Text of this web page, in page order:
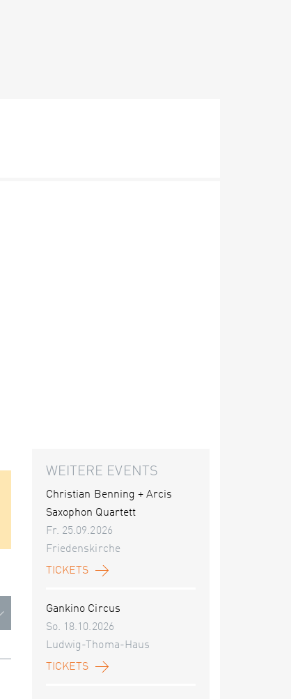
WEITERE EVENTS
Christian Benning + Arcis
Saxophon Quartett
Fr. 25.09.2026
Friedenskirche
TICKETS
Gankino Circus
So. 18.10.2026
Ludwig-Thoma-Haus
TICKETS